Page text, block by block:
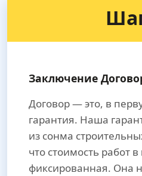
Заключение
Договор — это, в
гарантия. Наша
из сонма
что стоимость работ
фиксированная. Она